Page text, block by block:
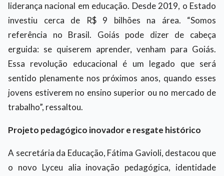
liderança nacional em educação. Desde 2019, o Estado
investiu cerca de R$ 9 bilhões na área. “Somos
referência no Brasil. Goiás pode dizer de cabeça
erguida: se quiserem aprender, venham para Goiás.
Essa revolução educacional é um legado que será
sentido plenamente nos próximos anos, quando esses
jovens estiverem no ensino superior ou no mercado de
trabalho”, ressaltou.
Projeto pedagógico inovador e resgate histórico
A secretária da Educação, Fátima Gavioli, destacou que
o novo Lyceu alia inovação pedagógica, identidade